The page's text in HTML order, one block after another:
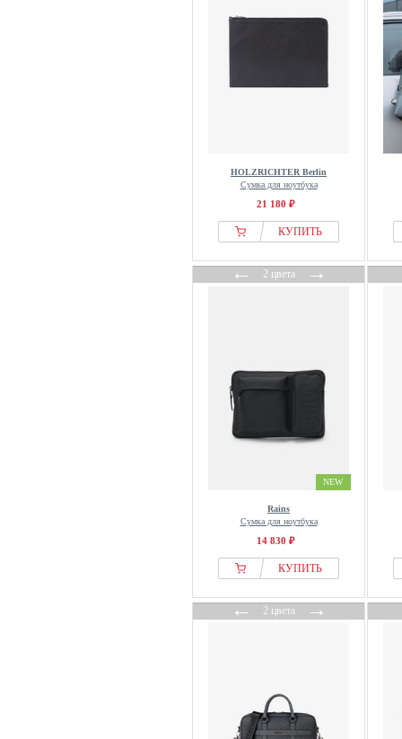
HOLZRICHTER Berlin
Сумка для ноутбука
21 180 ₽
КУПИТЬ
←2 цвета→
NEW
Rains
Сумка для ноутбука
14 830 ₽
КУПИТЬ
←2 цвета→